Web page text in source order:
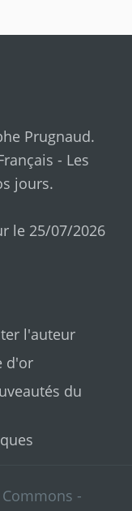
Prugnaud.
- Les
jours.
le 25/07/2026
l'auteur
d'or
du
-